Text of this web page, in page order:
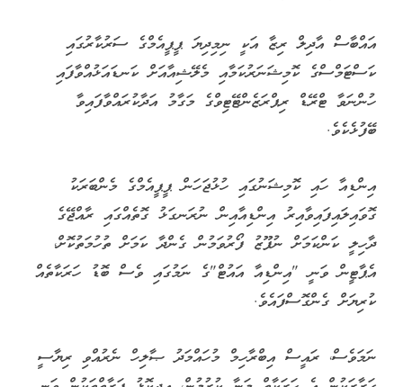
އައްބާސް އާދިލް ރިޒާ އަކީ ނިމިދިޔަ ޕީޕީއެމްގެ ސަރުކާރުގައި
ކަސްޓަމްސްގެ ކޮމިޝަނަރުކަމާއި މެލޭޝިއާއަށް ކަނޑައަޅުއްވާފައި
ހުންނަވާ ޓްރޭޑް ރިޕްރަޒެންޓޭޓިވްގެ މަގާމު އަދާކުރައްވާފައިވާ
ބޭފުޅެކެވެ.
އިންޑިއާ ހައި ކޮމިޝަނުގައި ހުޅުޖަހަން ޕީޕީއެމްގެ މެންބަރަކު
ގޮވައިލައިފައިވާއިރު އިންޑިއާއިން ނުރަނގަޅު ގޮތެއްގައި ރާއްޖޭގެ
ދާހިލީ ކަންކަމަށް ނުފޫޒު ފޯރުވަމުން ގެންދާ ކަމަށް ތުހުމަތުކޮށް،
އެޕާޓީން ވަނީ "އިންޑިއާ އައުޓް"ގެ ނަމުގައި ވެސް ބޮޑު ހަރަކާތެއް
ކުރިޔަށް ގެންގޮސްފައެވެ.
ނަމަވެސް، ރައީސް އިބްރާހިމް މުހައްމަދު ޞާލިހް ނެރުއްވި ރިޔާސީ